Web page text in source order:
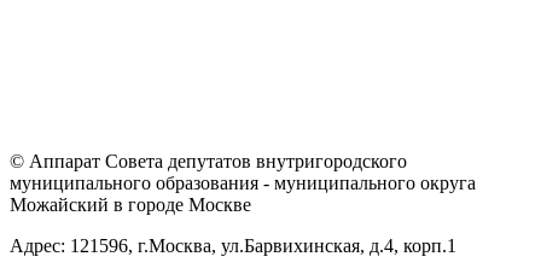
© Аппарат Совета депутатов внутригородского
муниципального образования - муниципального округа
Можайский в городе Москве
Адрес: 121596, г.Москва, ул.Барвихинская, д.4, корп.1